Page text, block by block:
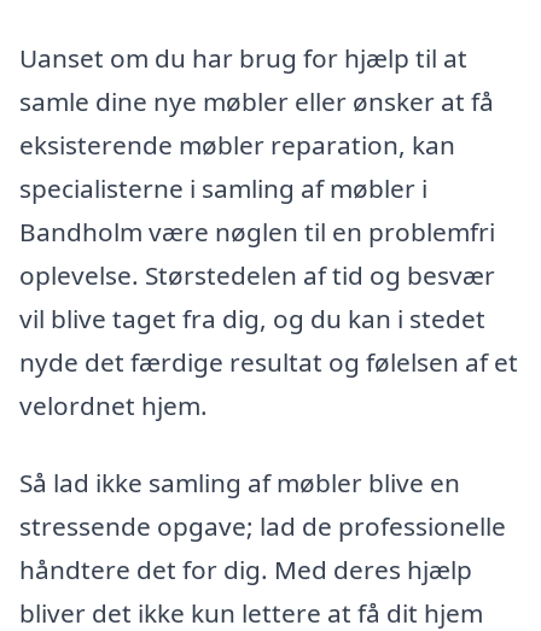
Uanset om du har brug for hjælp til at
samle dine nye møbler eller ønsker at få
eksisterende møbler reparation, kan
specialisterne i samling af møbler i
Bandholm være nøglen til en problemfri
oplevelse. Størstedelen af tid og besvær
vil blive taget fra dig, og du kan i stedet
nyde det færdige resultat og følelsen af et
velordnet hjem.
Så lad ikke samling af møbler blive en
stressende opgave; lad de professionelle
håndtere det for dig. Med deres hjælp
bliver det ikke kun lettere at få dit hjem